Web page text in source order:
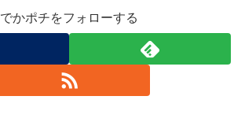
でかポチをフォローする